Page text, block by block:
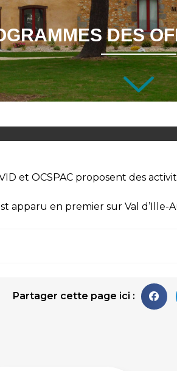
DES
et OCSPAC proposent des
apparu en premier sur Val d’Ille-
Partager cette page ici :